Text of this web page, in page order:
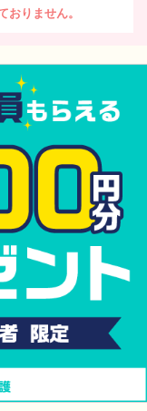
りません。